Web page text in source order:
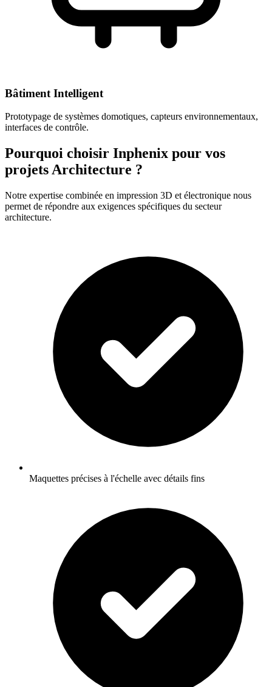
Bâtiment Intelligent
Prototypage de systèmes domotiques, capteurs environnementaux,
interfaces de contrôle.
Pourquoi choisir Inphenix pour vos
projets Architecture ?
Notre expertise combinée en impression 3D et électronique nous
permet de répondre aux exigences spécifiques du secteur
architecture.
Maquettes précises à l'échelle avec détails fins